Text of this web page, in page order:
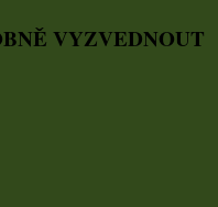
VYZVEDNOUT